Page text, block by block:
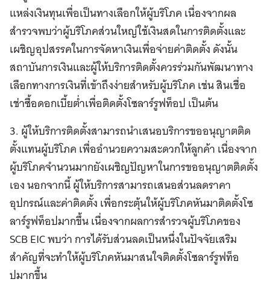
แหล่งเงินทุนเพื่อเป็นทางเลือกให้ผู้บริโภค เนื่องจากผล
สำรวจพบว่าผู้บริโภคส่วนใหญ่ใช้เงินสดในการติดตั้งและ
เผชิญอุปสรรคในการจัดหาเงินเพื่อจ่ายค่าติดตั้ง ดังนั้น
สถาบันการเงินและผู้ให้บริการติดตั้งควรร่วมกันพัฒนาทาง
เลือกทางการเงินที่เข้าถึงง่ายสำหรับผู้บริโภค เช่น สินเชื่อ
เช่าซื้อดอกเบี้ยต่ำเพื่อติดตั้งโซลาร์รูฟท็อป เป็นต้น
3. ผู้ให้บริการติดตั้งสามารถนำเสนอบริการขออนุญาตติด
ตั้งแทนผู้บริโภค เพื่ออำนวยความสะดวกให้ลูกค้า เนื่องจาก
ผู้บริโภคจำนวนมากยังเผชิญปัญหาในการขออนุญาตติดตั้ง
เอง นอกจากนี้ ผู้ให้บริการสามารถเสนอส่วนลดราคา
อุปกรณ์และค่าติดตั้ง เพื่อกระตุ้นให้ผู้บริโภคหันมาติดตั้งโซ
ลาร์รูฟท็อปมากขึ้น เนื่องจากผลการสำรวจผู้บริโภคของ
SCB EIC พบว่า การได้รับส่วนลดเป็นหนึ่งในปัจจัยเสริม
สำคัญที่จะทำให้ผู้บริโภคหันมาสนใจติดตั้งโซลาร์รูฟท็อ
ปมากขึ้น